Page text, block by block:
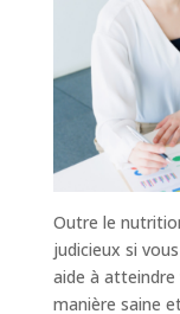
Outre le
judicieux si
aide à
manière saine